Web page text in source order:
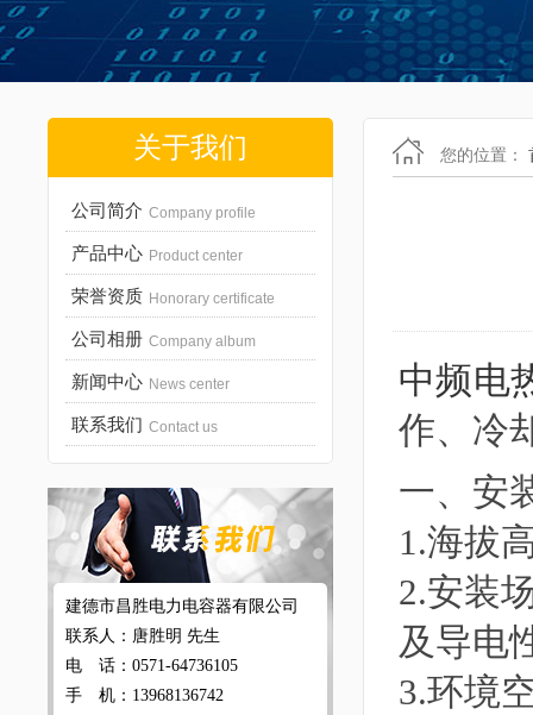
关于我们
公司简介 Company profile
产品中心 Product center
荣誉资质 Honorary certificate
公司相册 Company album
新闻中心 News center
联系我们 Contact us
建德市昌胜电力电容器有限公司
联系人：唐胜明 先生
电 话：0571-64736105
手 机：13968136742
您的位置：
中频电
作、冷
一、安
1.海拔
2.安装
及导电
3.环境